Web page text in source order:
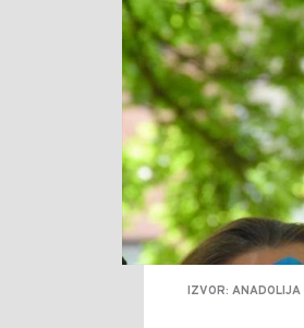
IZVOR: ANADOLIJA